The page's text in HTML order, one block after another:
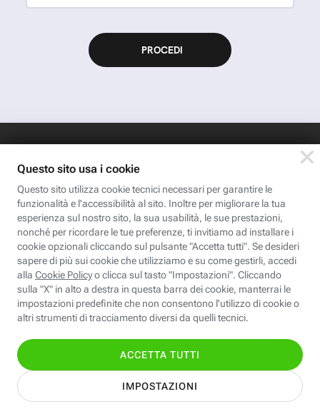
App FastwebPlus
Un'app unica per
conoscere, informare,
ispirare
Seguici